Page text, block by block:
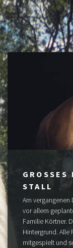
GROSSES
TALL
Am
vor allem
Familie Körtner.
Hintergrund. Alle
mitgespielt und